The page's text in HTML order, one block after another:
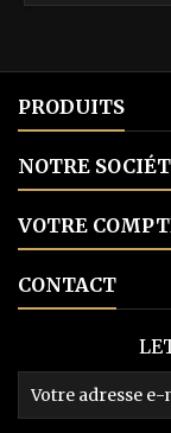
PRODUITS
NOTRE
VOTRE
CONTACT